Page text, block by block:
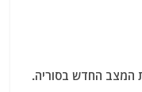
המצב החדש בסוריה.